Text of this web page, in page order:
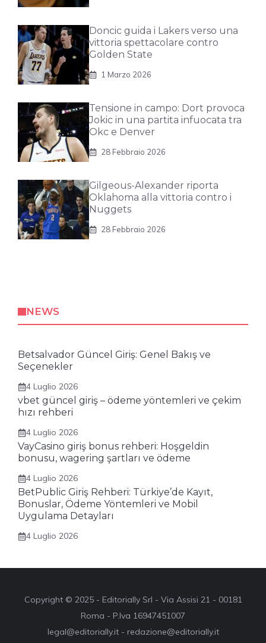
Doncic guida i Lakers verso una
vittoria spettacolare contro
Golden State
1 Marzo 2026
Tensione in campo: Dort provoca
Jokic in una partita infuocata tra
Okc e Denver
28 Febbraio 2026
Gilgeous-Alexander riporta
Oklahoma alla vittoria contro i
Nuggets
28 Febbraio 2026
NEWS
Betsalvador Güncel Giriş: Genel Bakış ve
Seçenekler
4 Luglio 2026
vbet güncel giriş – ödeme yöntemleri ve çekim
hızı rehberi
4 Luglio 2026
VayCasino giriş bonus rehberi: Hoşgeldin
bonusu, wagering şartları ve ödeme
4 Luglio 2026
BetPublic Giriş Rehberi: Türkiye’de Kayıt,
Bonuslar, Ödeme Yöntemleri ve Mobil
Uygulama Detayları
4 Luglio 2026
Copyright © 2025 - Editorially Srl - Via Assisi 21 - 00181
Roma - P.Iva 16947451007
legal@editorially.it - redazione@editorially.it